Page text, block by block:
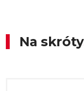
Na skróty